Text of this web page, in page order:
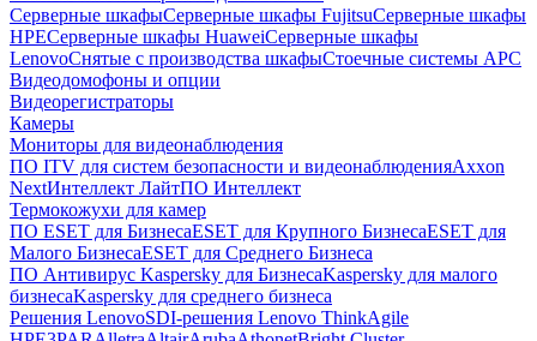
Серверные шкафыСерверные шкафы FujitsuСерверные шкафы
HPEСерверные шкафы HuaweiСерверные шкафы
LenovoСнятые с производства шкафыСтоечные системы APC
Видеодомофоны и опции
Видеорегистраторы
Камеры
Мониторы для видеонаблюдения
ПО ITV для систем безопасности и видеонаблюденияAxxon
NextИнтеллект ЛайтПО Интеллект
Термокожухи для камер
ПО ESET для БизнесаESET для Крупного БизнесаESET для
Малого БизнесаESET для Среднего Бизнеса
ПО Антивирус Kaspersky для БизнесаKaspersky для малого
бизнесаKaspersky для среднего бизнеса
Решения LenovoSDI-решения Lenovo ThinkAgile